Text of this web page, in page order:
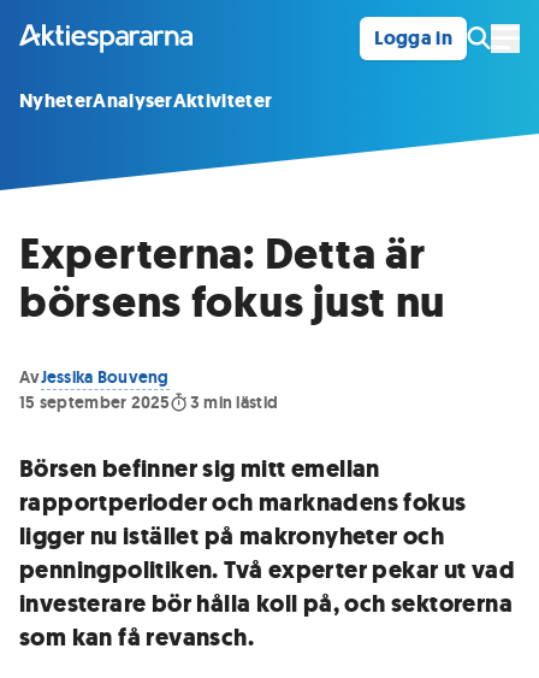
Logga in
NyheterAnalyserAktiviteter
Experterna: Detta är
börsens fokus just nu
AvJessika Bouveng
15 september 2025
3 min lästid
Börsen befinner sig mitt emellan
rapportperioder och marknadens fokus
ligger nu istället på makronyheter och
penningpolitiken. Två experter pekar ut vad
investerare bör hålla koll på, och sektorerna
som kan få revansch.